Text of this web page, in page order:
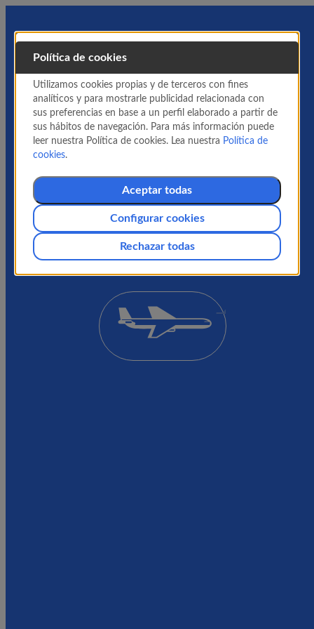
Política de cookies
Utilizamos cookies propias y de terceros con fines
analíticos y para mostrarle publicidad relacionada con
sus preferencias en base a un perfil elaborado a partir de
sus hábitos de navegación. Para más información puede
leer nuestra Política de cookies. Lea nuestra Política de
cookies.
Aceptar todas
Rechazar todas
Configurar cookies